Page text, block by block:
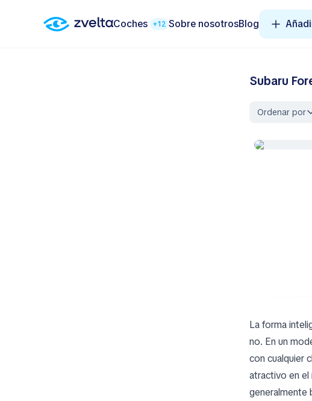
Coches +12 Sobre nosotrosBlog
Subaru
Ordenar por
La forma
no. En un
con cualquier
atractivo en el
generalmente